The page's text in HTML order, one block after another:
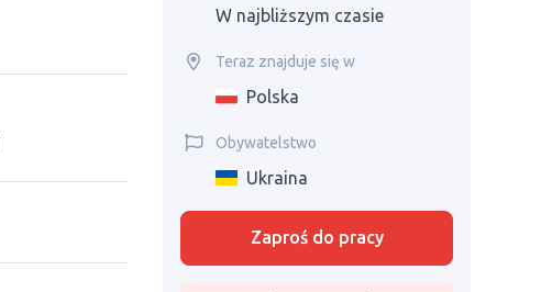
W najbliższym czasie
Teraz znajduje się w
Polska
Obywatelstwo
Ukraina
Zaproś do pracy